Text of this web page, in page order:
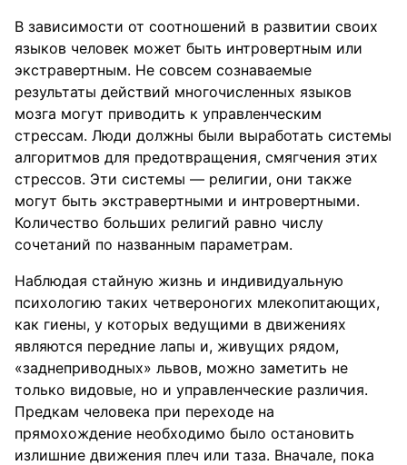
В зависимости от соотношений в развитии своих
языков человек может быть интровертным или
экстравертным. Не совсем сознаваемые
результаты действий многочисленных языков
мозга могут приводить к управленческим
стрессам. Люди должны были выработать системы
алгоритмов для предотвращения, смягчения этих
стрессов. Эти системы — религии, они также
могут быть экстравертными и интровертными.
Количество больших религий равно числу
сочетаний по названным параметрам.
Наблюдая стайную жизнь и индивидуальную
психологию таких четвероногих млекопитающих,
как гиены, у которых ведущими в движениях
являются передние лапы и, живущих рядом,
«заднеприводных» львов, можно заметить не
только видовые, но и управленческие различия.
Предкам человека при переходе на
прямохождение необходимо было остановить
излишние движения плеч или таза. Вначале, пока